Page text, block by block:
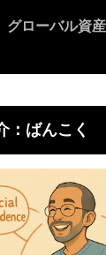
グローバル資
：ばんこく